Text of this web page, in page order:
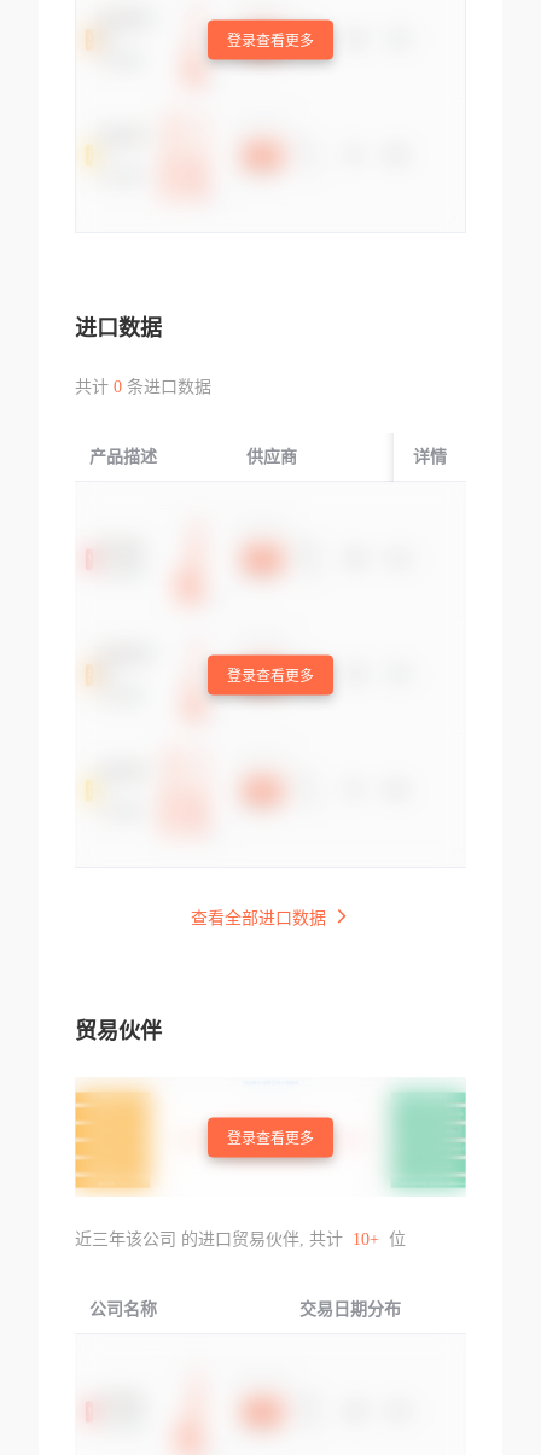
登录查看更多
进口数据
共计 0条进口数据
产品描述 供应商 起运国/地区
详情
登录查看更多
查看全部进口数据
贸易伙伴
登录查看更多
近三年该公司 的进口贸易伙伴, 共计 10+ 位
公司名称 交易日期分布